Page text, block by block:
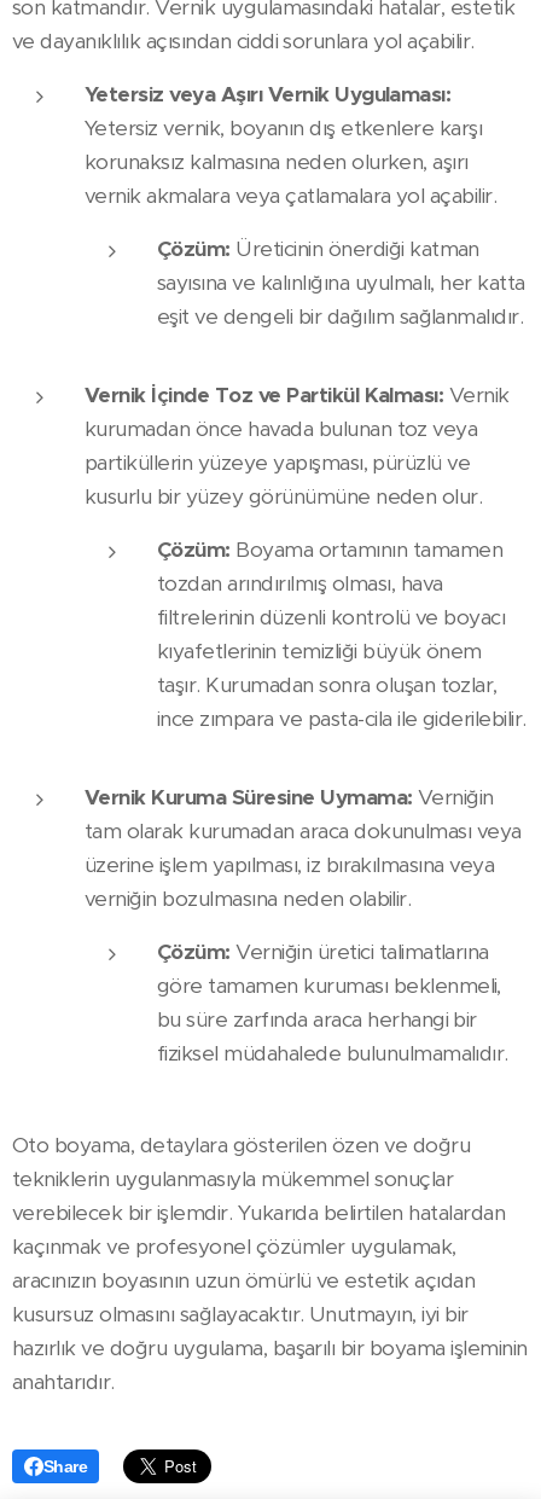
son katmandır. Vernik uygulamasındaki hatalar, estetik
ve dayanıklılık açısından ciddi sorunlara yol açabilir.
Yetersiz veya Aşırı Vernik Uygulaması:
Yetersiz vernik, boyanın dış etkenlere karşı
korunaksız kalmasına neden olurken, aşırı
vernik akmalara veya çatlamalara yol açabilir.
Çözüm: Üreticinin önerdiği katman
sayısına ve kalınlığına uyulmalı, her katta
eşit ve dengeli bir dağılım sağlanmalıdır.
Vernik İçinde Toz ve Partikül Kalması: Vernik
kurumadan önce havada bulunan toz veya
partiküllerin yüzeye yapışması, pürüzlü ve
kusurlu bir yüzey görünümüne neden olur.
Çözüm: Boyama ortamının tamamen
tozdan arındırılmış olması, hava
filtrelerinin düzenli kontrolü ve boyacı
kıyafetlerinin temizliği büyük önem
taşır. Kurumadan sonra oluşan tozlar,
ince zımpara ve pasta-cila ile giderilebilir.
Vernik Kuruma Süresine Uymama: Verniğin
tam olarak kurumadan araca dokunulması veya
üzerine işlem yapılması, iz bırakılmasına veya
verniğin bozulmasına neden olabilir.
Çözüm: Verniğin üretici talimatlarına
göre tamamen kuruması beklenmeli,
bu süre zarfında araca herhangi bir
fiziksel müdahalede bulunulmamalıdır.
Oto boyama, detaylara gösterilen özen ve doğru
tekniklerin uygulanmasıyla mükemmel sonuçlar
verebilecek bir işlemdir. Yukarıda belirtilen hatalardan
kaçınmak ve profesyonel çözümler uygulamak,
aracınızın boyasının uzun ömürlü ve estetik açıdan
kusursuz olmasını sağlayacaktır. Unutmayın, iyi bir
hazırlık ve doğru uygulama, başarılı bir boyama işleminin
anahtarıdır.
Share